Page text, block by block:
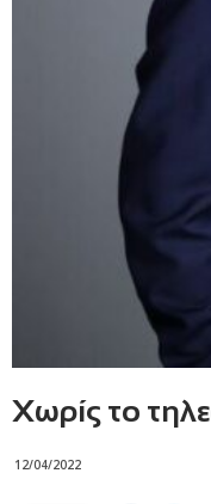
Χωρίς το
12/04/2022